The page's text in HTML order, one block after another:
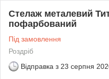
Стелаж металевий
пофарбований
Під замовлення
Роздріб
Відправка з 23 серпня